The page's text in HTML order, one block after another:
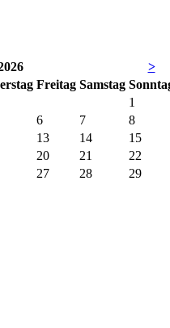
>
Freitag Samstag So
1
6 7
8
13 14
15
20 21
22
27 28
29